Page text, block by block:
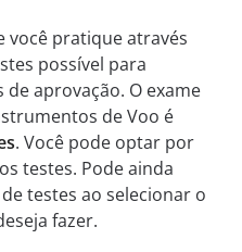
você pratique através
possível para
aprovação. O exame
de Voo é
. Você pode optar por
testes. Pode ainda
testes ao selecionar o
fazer.